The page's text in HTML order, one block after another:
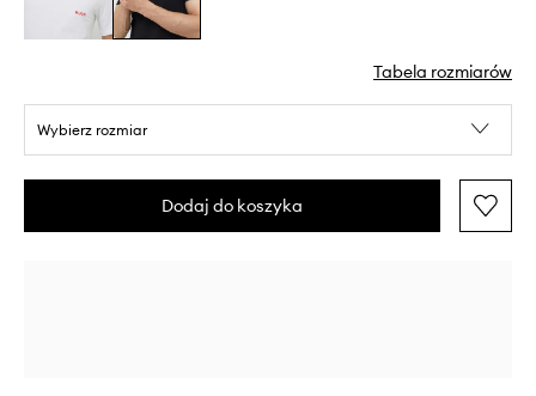
Tabela rozmiarów
Wybierz rozmiar
Dodaj do koszyka